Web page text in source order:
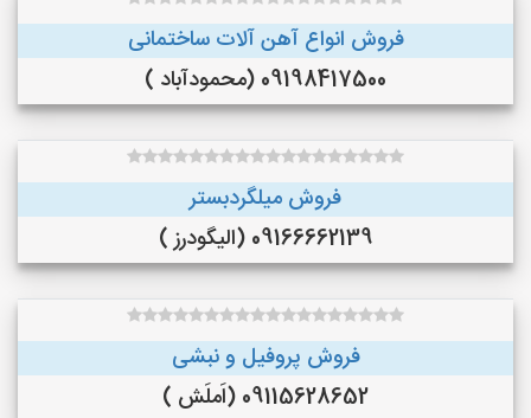
فروش انواع آهن آلات ساختمانی
09198417500 (محمودآباد )
فروش میلگردبستر
09166662139 (الیگودرز )
فروش پروفیل و نبشی
09115628652 (اَملَش )